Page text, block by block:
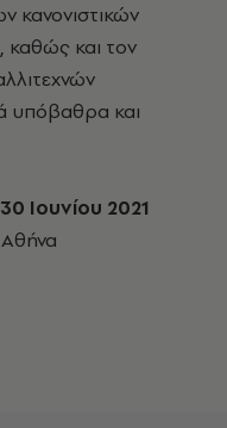
κανονιστικών
καθώς και τον
υπόβαθρα και
Ιουνίου 2021